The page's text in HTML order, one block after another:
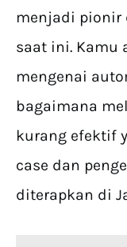
menjadi pionir
saat ini. Kamu
mengenai
bagaimana
kurang efektif
case dan
diterapkan di